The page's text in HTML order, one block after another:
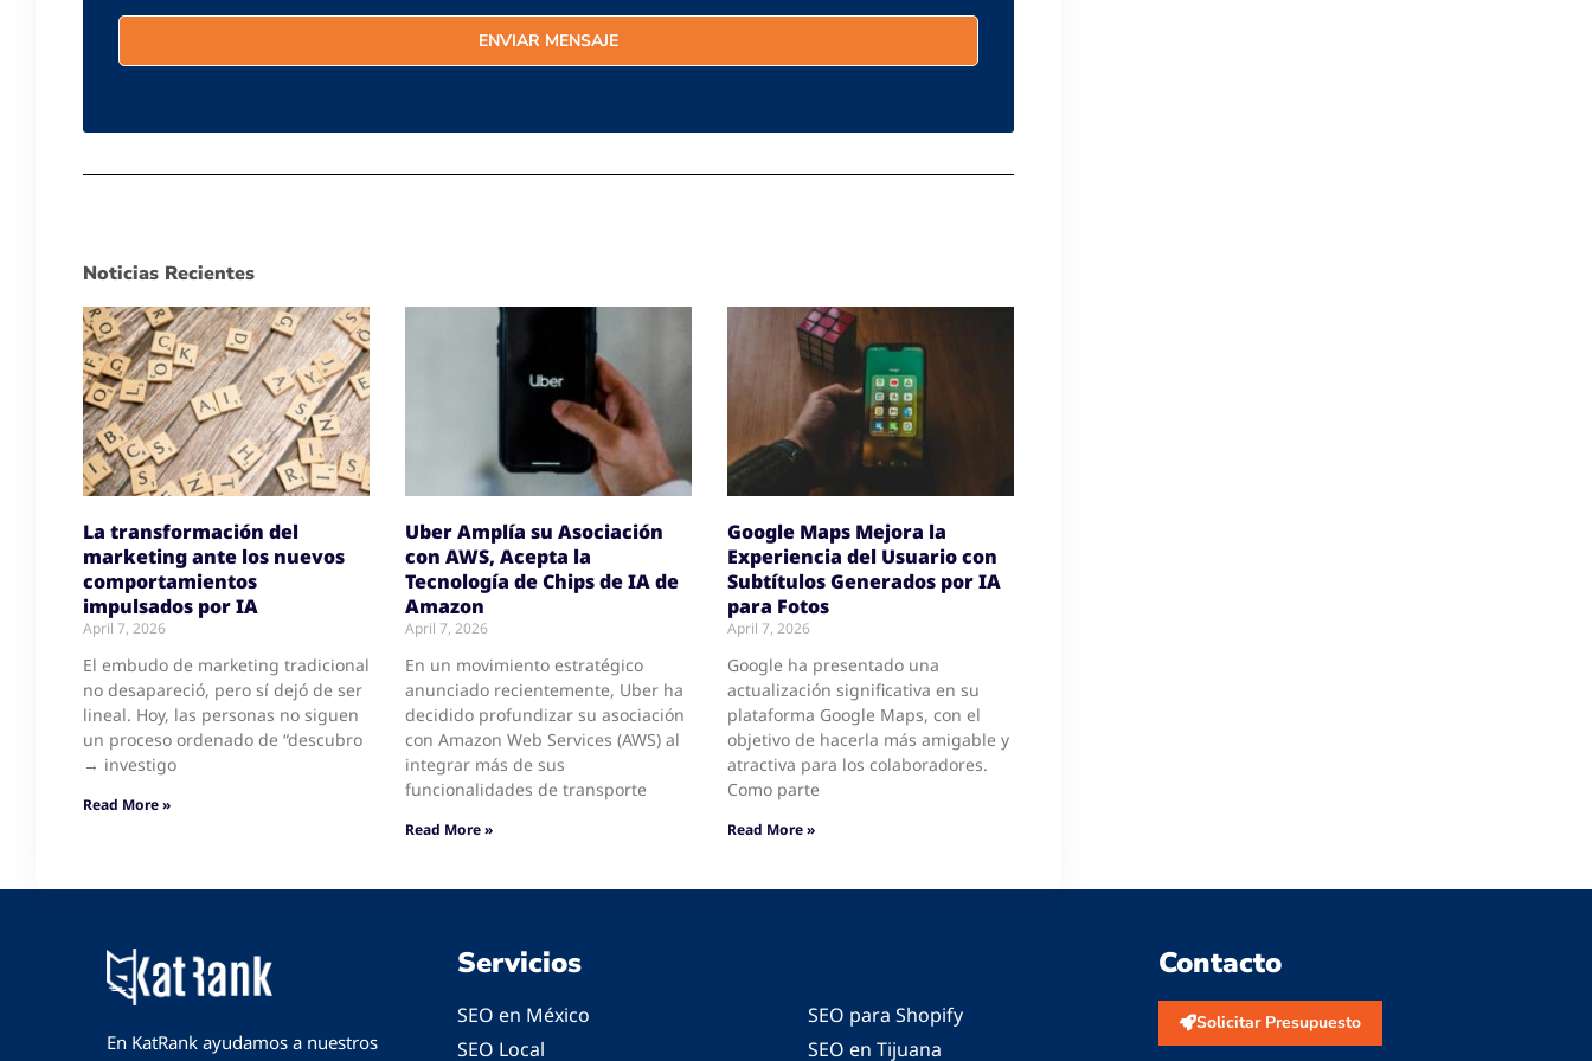
Noticias Recientes
La transformación del
marketing ante los nuevos
comportamientos
impulsados por IA
April 7, 2026
El embudo de marketing tradicional
no desapareció, pero sí dejó de ser
lineal. Hoy, las personas no siguen
un proceso ordenado de “descubro
→ investigo
Read More »
Uber Amplía su Asociación
con AWS, Acepta la
Tecnología de Chips de IA de
Amazon
April 7, 2026
En un movimiento estratégico
anunciado recientemente, Uber ha
decidido profundizar su asociación
con Amazon Web Services (AWS) al
integrar más de sus
funcionalidades de transporte
Read More »
Google Maps Mejora la
Experiencia del Usuario con
Subtítulos Generados por IA
para Fotos
April 7, 2026
Google ha presentado una
actualización significativa en su
plataforma Google Maps, con el
objetivo de hacerla más amigable y
atractiva para los colaboradores.
Como parte
Read More »
En KatRank ayudamos a nuestros
Servicios
SEO en México
SEO Local
SEO para Shopify
SEO en Tijuana
Contacto
Solicitar Presupuesto